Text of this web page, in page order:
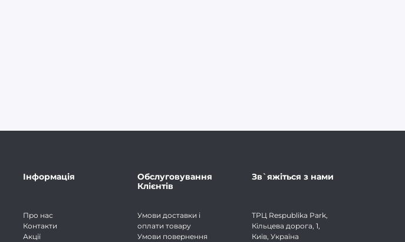
Інформація
Про нас
Контакти
Акції
Обслуговування
Клієнтів
Умови доставки і
оплати товару
Умови повернення
Зв`яжіться з нами
ТРЦ Respublika Park,
Кільцева дорога, 1,
Київ, Україна